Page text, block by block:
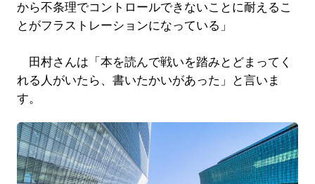
から不条理でコントロールできないことに耐えるこ
とがフラストレーションになっている」
田村さんは「本を読んで戦いを踏みとどまってく
れる人がいたら、書いたかいがあった」と言いま
す。